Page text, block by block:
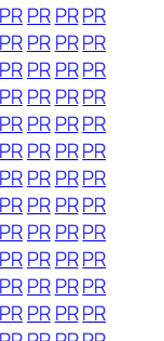
PRPR PRPR
PRPR PRPR
PRPR PRPR
PRPR PRPR
PRPR PRPR
PRPR PRPR
PRPR PRPR
PRPR PRPR
PRPR PRPR
PRPR PRPR
PRPR PRPR
PRPR PRPR